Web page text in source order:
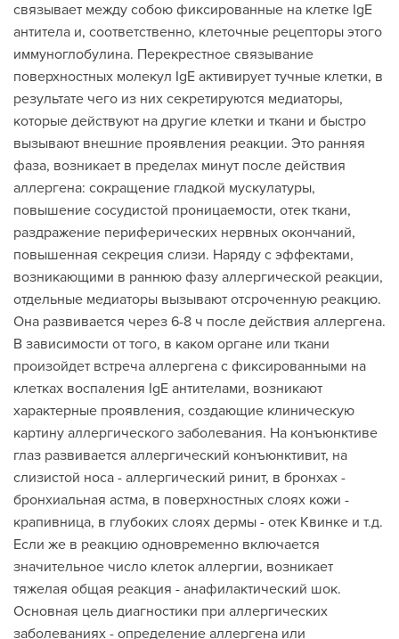
связывает между собою фиксированные на клетке IgE
антитела и, соответственно, клеточные рецепторы этого
иммуноглобулина. Перекрестное связывание
поверхностных молекул IgE активирует тучные клетки, в
результате чего из них секретируются медиаторы,
которые действуют на другие клетки и ткани и быстро
вызывают внешние проявления реакции. Это ранняя
фаза, возникает в пределах минут после действия
аллергена: сокращение гладкой мускулатуры,
повышение сосудистой проницаемости, отек ткани,
раздражение периферических нервных окончаний,
повышенная секреция слизи. Наряду с эффектами,
возникающими в раннюю фазу аллергической реакции,
отдельные медиаторы вызывают отсроченную реакцию.
Она развивается через 6-8 ч после действия аллергена.
В зависимости от того, в каком органе или ткани
произойдет встреча аллергена с фиксированными на
клетках воспаления IgE антителами, возникают
характерные проявления, создающие клиническую
картину аллергического заболевания. На конъюнктиве
глаз развивается аллергический конъюнктивит, на
слизистой носа - аллергический ринит, в бронхах -
бронхиальная астма, в поверхностных слоях кожи -
крапивница, в глубоких слоях дермы - отек Квинке и т.д.
Если же в реакцию одновременно включается
значительное число клеток аллергии, возникает
тяжелая общая реакция - анафилактический шок.
Основная цель диагностики при аллергических
заболеваниях - определение аллергена или